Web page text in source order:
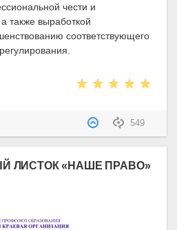
чести и
также выработкой
соответствующего
549
ЛИСТОК «НАШЕ ПРАВО»